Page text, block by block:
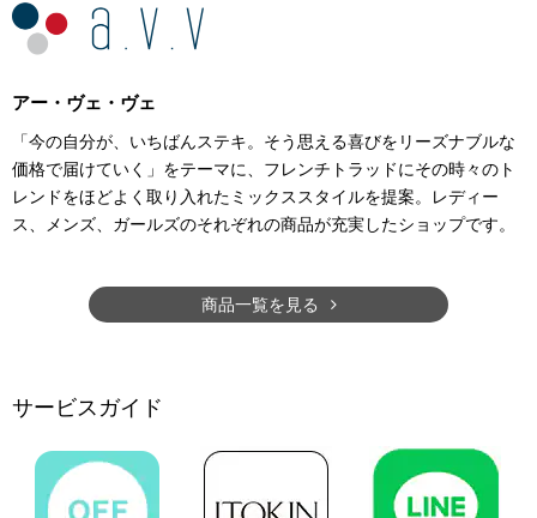
アー・ヴェ・ヴェ
「今の自分が、いちばんステキ。そう思える喜びをリーズナブルな
価格で届けていく」をテーマに、フレンチトラッドにその時々のト
レンドをほどよく取り入れたミックススタイルを提案。レディー
ス、メンズ、ガールズのそれぞれの商品が充実したショップです。
商品一覧を見る
サービスガイド